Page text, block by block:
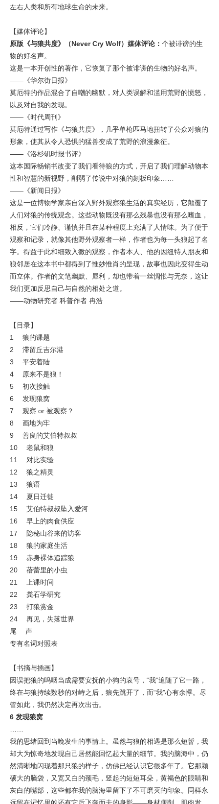
左右人类和所有地球生命的未来。
【媒体评论】
原版《与狼共度》（Never Cry Wolf）媒体评论 ： 个被诽谤的生
物的好名声。
这是一本开创性的著作，它恢复了那个被诽谤的生物的好名声。
——《华尔街日报》
莫厄特的作品混合了自嘲的幽默，对人类误解和滥用荒野的愤怒，
以及对自我的发现。
——《时代周刊》
莫厄特通过写作《与狼共度》，几乎单枪匹马地扭转了公众对狼的
形象，使其从令人恐惧的猛兽变成了荒野的浪漫象征。
——《洛杉矶时报书评》
这本国际畅销书改变了我们看待狼的方式，开启了我们理解动物本
性和智慧的新视野，削弱了传说中对狼的刻板印象……
——《新闻日报》
这是一位博物学家亲自深入野外观察狼生活的真实经历，它颠覆了
人们对狼的传统观念。这些动物既没有那么残暴也没有那么嗜血，
相反，它们冷静、谨慎并且在某种程度上充满了人情味。为了便于
观察和记录，就像其他野外观察者一样，作者也为每一头狼起了名
字。得益于此和细致入微的观察，作者本人、他的因纽特人朋友和
狼邻居在这本书中都得到了惟妙惟肖的呈现，故事也因此变得生动
而立体。作者的文笔幽默、犀利，却也带着一丝惆怅与无奈，这让
我们更加反思自己与自然的相处之道。
——动物研究者 科普作者 冉浩
【目录】
1 狼的课题
2 滞留丘吉尔港
3 平安着陆
4 原来不是狼！
5 初次接触
6 发现狼窝
7 观察 or 被观察？
8 画地为牢
9 善良的艾伯特叔叔
10 老鼠和狼
11 对比实验
12 狼之精灵
13 狼语
14 夏日迁徙
15 艾伯特叔叔坠入爱河
16 早上的肉食供应
17 隐秘山谷来的访客
18 狼的家庭生活
19 赤身裸体追踪狼
20 蓓蕾里的小虫
21 上课时间
22 粪石学研究
23 打狼赏金
24 再见，失落世界
尾 声
专有名词对照表
【书摘与插画】
因误把狼的呜咽当成需要安抚的小狗的哀号，“我”追随了它一路，
终在与狼持续数秒的对峙之后，狼先跳开了，而“我”心有余悸。尽
管如此，我仍然决定再次出击。
6 发现狼窝
我的思绪回到当晚发生的事情上。虽然与狼的相遇是那么短暂，我
却大为惊奇地发现自己居然能回忆起大量的细节。我的脑海中，仍
然清晰地闪现着那只狼的样子，仿佛已经认识它很多年了。它那颗
硕大的脑袋，又宽又白的颈毛，竖起的短短耳朵，黄褐色的眼睛和
灰白的嘴部，这些都在我的脑海里留下了不可磨灭的印象。同样永